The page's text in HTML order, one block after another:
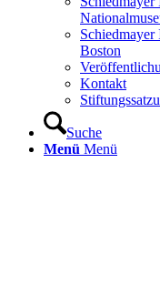
Boston
Kontakt
Suche
Menü Menü